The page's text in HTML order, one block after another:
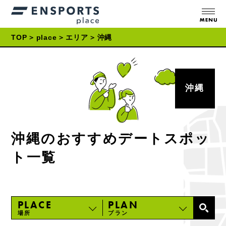
TOP place エリア 沖縄
沖縄のおすすめデートスポッ
ト一覧
沖縄
PLACE
場所
PLAN
プラン